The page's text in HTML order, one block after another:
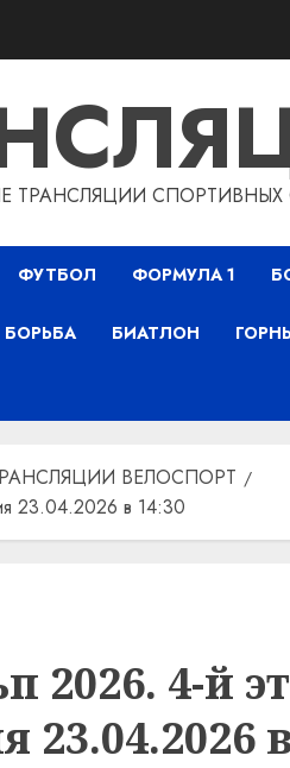
ТРАНСЛЯЦИИ
ФУТБОЛ ФОРМУЛА 1
БОРЬБА БИАТЛОН
ВЕЛОСПОРТ
23.04.2026 в 14:30
2026. 4-й
23.04.2026 в